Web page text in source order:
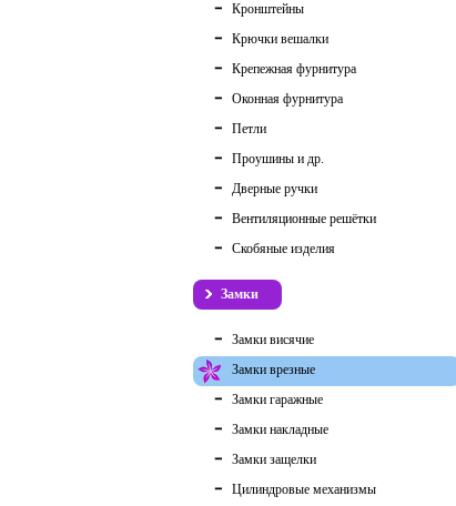
Кронштейны
Крючки вешалки
Крепежная фурнитура
Оконная фурнитура
Петли
Проушины и др.
Дверные ручки
Вентиляционные решётки
Скобяные изделия
Замки
Замки висячие
Замки врезные
Замки гаражные
Замки накладные
Замки защелки
Цилиндровые механизмы